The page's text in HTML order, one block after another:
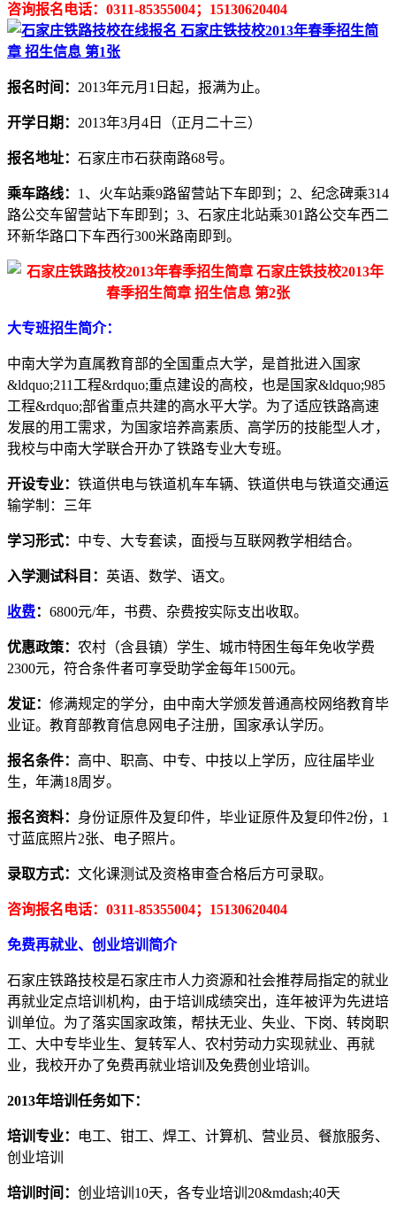
咨询报名电话：0311-85355004；15130620404
报名时间： 2013年元月1日起，报满为止。
开学日期： 2013年3月4日（正月二十三）
报名地址： 石家庄市石获南路68号。
乘车路线： 1、火车站乘9路留营站下车即到；2、纪念碑乘314
路公交车留营站下车即到；3、石家庄北站乘301路公交车西二
环新华路口下车西行300米路南即到。
大专班招生简介：
中南大学为直属教育部的全国重点大学，是首批进入国家
&ldquo;211工程&rdquo;重点建设的高校，也是国家&ldquo;985
工程&rdquo;部省重点共建的高水平大学。为了适应铁路高速
发展的用工需求，为国家培养高素质、高学历的技能型人才，
我校与中南大学联合开办了铁路专业大专班。
开设专业： 铁道供电与铁道机车车辆、铁道供电与铁道交通运
输学制：三年
学习形式： 中专、大专套读，面授与互联网教学相结合。
入学测试科目： 英语、数学、语文。
收费： 6800元/年，书费、杂费按实际支出收取。
优惠政策： 农村（含县镇）学生、城市特困生每年免收学费
2300元，符合条件者可享受助学金每年1500元。
发证： 修满规定的学分，由中南大学颁发普通高校网络教育毕
业证。教育部教育信息网电子注册，国家承认学历。
报名条件： 高中、职高、中专、中技以上学历，应往届毕业
生，年满18周岁。
报名资料： 身份证原件及复印件，毕业证原件及复印件2份，1
寸蓝底照片2张、电子照片。
录取方式： 文化课测试及资格审查合格后方可录取。
咨询报名电话：0311-85355004；15130620404
免费再就业、创业培训简介
石家庄铁路技校是石家庄市人力资源和社会推荐局指定的就业
再就业定点培训机构，由于培训成绩突出，连年被评为先进培
训单位。为了落实国家政策，帮扶无业、失业、下岗、转岗职
工、大中专毕业生、复转军人、农村劳动力实现就业、再就
业，我校开办了免费再就业培训及免费创业培训。
2013年培训任务如下：
培训专业：
电工、钳工、焊工、计算机、营业员、餐旅服务、
创业培训
培训时间： 创业培训10天，各专业培训20&mdash;40天